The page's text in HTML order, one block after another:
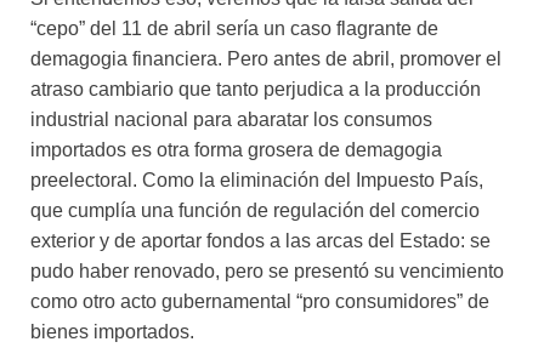
“cepo” del 11 de abril sería un caso flagrante de
demagogia financiera. Pero antes de abril, promover el
atraso cambiario que tanto perjudica a la producción
industrial nacional para abaratar los consumos
importados es otra forma grosera de demagogia
preelectoral. Como la eliminación del Impuesto País,
que cumplía una función de regulación del comercio
exterior y de aportar fondos a las arcas del Estado: se
pudo haber renovado, pero se presentó su vencimiento
como otro acto gubernamental “pro consumidores” de
bienes importados.